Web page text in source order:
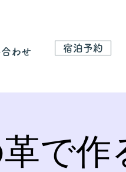
わせ 宿泊予約
で作